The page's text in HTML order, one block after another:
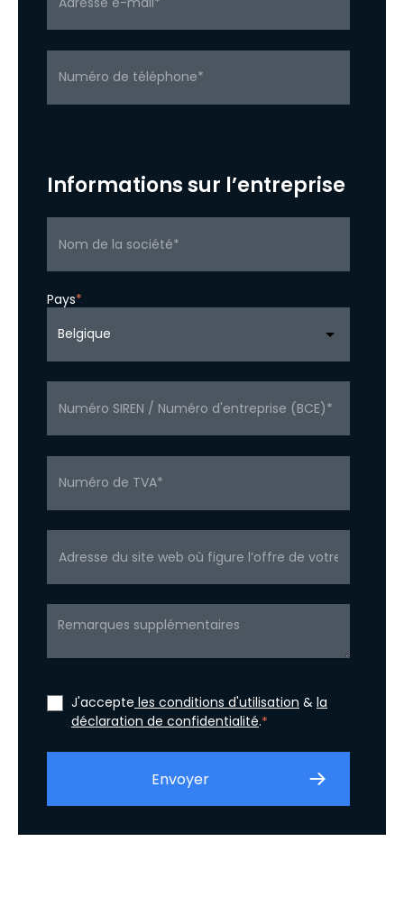
Informations sur l’entreprise
Pays*
J'accepte les conditions d'utilisation & la
déclaration de confidentialité.*